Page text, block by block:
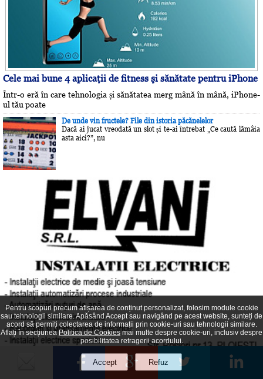
Cele mai bune 4 aplicaţii de fitness şi sănătate pentru iPhone
Într-o eră în care tehnologia și sănătatea merg mână în mână, iPhone-
ul tău poate
De unde vin fructele? File din istoria păcănelelor
Dacă ai jucat vreodată un slot și te-ai întrebat „Ce caută lămâia
asta aici?”, nu
Pentru scopuri precum afișarea de conținut personalizat, folosim module cookie
sau tehnologii similare. Apăsând Accept sau navigând pe acest website, sunteți de
acord să permiți colectarea de informații prin cookie-uri sau tehnologii similare.
Aflați în secțiuneaPolitica de Cookies mai multe despre cookie-uri, inclusiv despre
posibilitatea retragerii acordului.